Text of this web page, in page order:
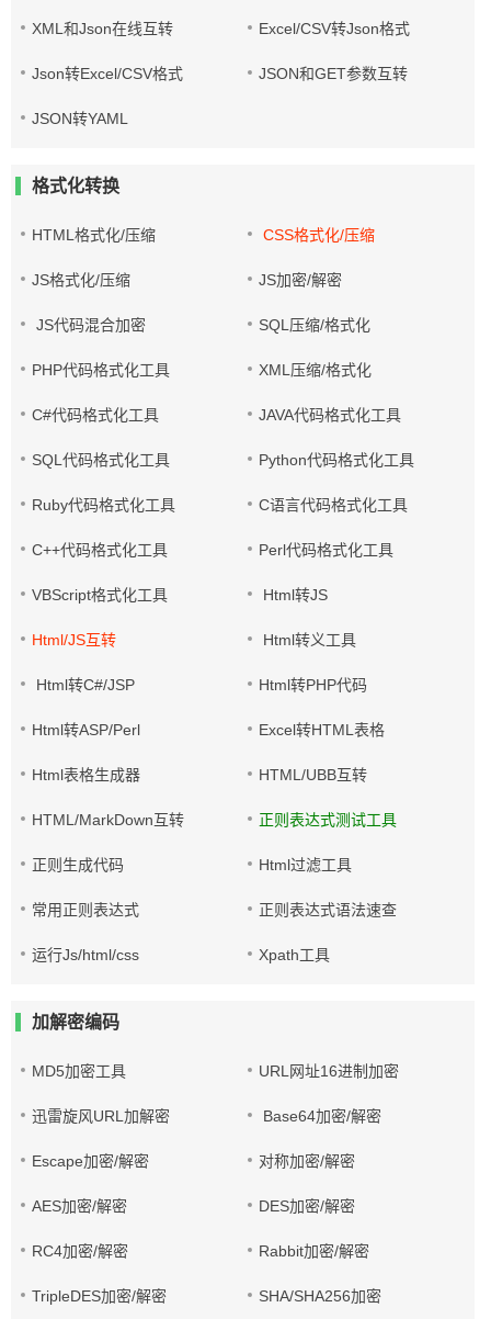
XML和Json在线互转 Excel/CSV转Json格式
Json转Excel/CSV格式 JSON和GET参数互转
JSON转YAML
格式化转换
HTML格式化/压缩 CSS格式化/压缩
JS格式化/压缩 JS加密/解密
JS代码混合加密 SQL压缩/格式化
PHP代码格式化工具 XML压缩/格式化
C#代码格式化工具 JAVA代码格式化工具
SQL代码格式化工具 Python代码格式化工具
Ruby代码格式化工具 C语言代码格式化工具
C++代码格式化工具 Perl代码格式化工具
VBScript格式化工具 Html转JS
Html/JS互转 Html转义工具
Html转C#/JSP Html转PHP代码
Html转ASP/Perl Excel转HTML表格
Html表格生成器 HTML/UBB互转
HTML/MarkDown互转 正则表达式测试工具
正则生成代码 Html过滤工具
常用正则表达式 正则表达式语法速查
运行Js/html/css Xpath工具
加解密编码
MD5加密工具 URL网址16进制加密
迅雷旋风URL加解密 Base64加密/解密
Escape加密/解密 对称加密/解密
AES加密/解密 DES加密/解密
RC4加密/解密 Rabbit加密/解密
TripleDES加密/解密 SHA/SHA256加密